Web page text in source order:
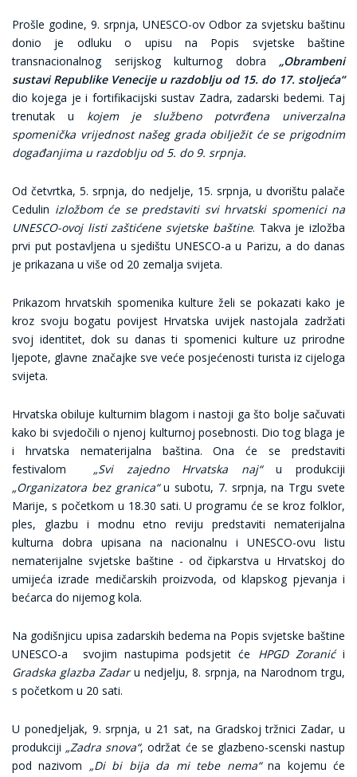
Prošle godine, 9. srpnja, UNESCO-ov Odbor za svjetsku baštinu
donio je odluku o upisu na Popis svjetske baštine
transnacionalnog serijskog kulturnog dobra „Obrambeni
sustavi Republike Venecije u razdoblju od 15. do 17. stoljeća“
dio kojega je i fortifikacijski sustav Zadra, zadarski bedemi. Taj
trenutak u kojem je službeno potvrđena univerzalna
spomenička vrijednost našeg grada obilježit će se prigodnim
događanjima u razdoblju od 5. do 9. srpnja.
Od četvrtka, 5. srpnja, do nedjelje, 15. srpnja, u dvorištu palače
Cedulin izložbom će se predstaviti svi hrvatski spomenici na
UNESCO-ovoj listi zaštićene svjetske baštine. Takva je izložba
prvi put postavljena u sjedištu UNESCO-a u Parizu, a do danas
je prikazana u više od 20 zemalja svijeta.
Prikazom hrvatskih spomenika kulture želi se pokazati kako je
kroz svoju bogatu povijest Hrvatska uvijek nastojala zadržati
svoj identitet, dok su danas ti spomenici kulture uz prirodne
ljepote, glavne značajke sve veće posjećenosti turista iz cijeloga
svijeta.
Hrvatska obiluje kulturnim blagom i nastoji ga što bolje sačuvati
kako bi svjedočili o njenoj kulturnoj posebnosti. Dio tog blaga je
i hrvatska nematerijalna baština. Ona će se predstaviti
festivalom „Svi zajedno Hrvatska naj“u produkciji
„Organizatora bez granica“u subotu, 7. srpnja, na Trgu svete
Marije, s početkom u 18.30 sati. U programu će se kroz folklor,
ples, glazbu i modnu etno reviju predstaviti nematerijalna
kulturna dobra upisana na nacionalnu i UNESCO-ovu listu
nematerijalne svjetske baštine - od čipkarstva u Hrvatskoj do
umijeća izrade medičarskih proizvoda, od klapskog pjevanja i
bećarca do nijemog kola.
Na godišnjicu upisa zadarskih bedema na Popis svjetske baštine
UNESCO-a svojim nastupima podsjetit će HPGD Zoranići
Gradska glazba Zadaru nedjelju, 8. srpnja, na Narodnom trgu,
s početkom u 20 sati.
U ponedjeljak, 9. srpnja, u 21 sat, na Gradskoj tržnici Zadar, u
produkciji „Zadra snova“, održat će se glazbeno-scenski nastup
pod nazivom „Di bi bija da mi tebe nema“na kojemu će